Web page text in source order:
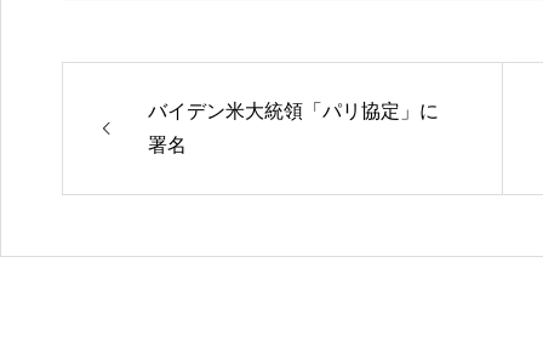
バイデン米大統領「パリ協定」に
署名